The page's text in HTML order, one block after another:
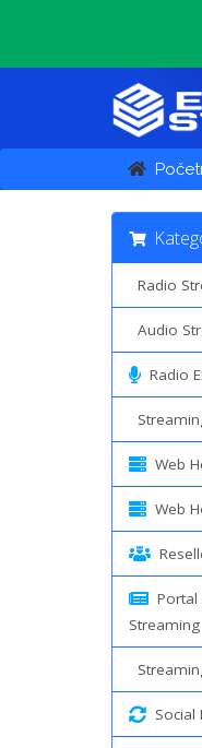
Radio
Audio
Radio
Web
Web
Portal
Streaming
Social